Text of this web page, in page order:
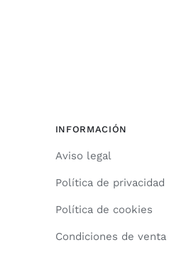
INFORMACIÓN
Aviso legal
Política de privacidad
Política de cookies
Condiciones de venta